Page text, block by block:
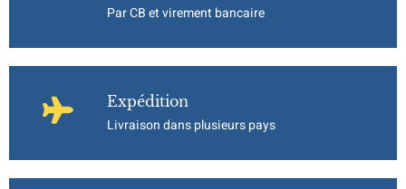
Par CB et virement bancaire
Expédition
Livraison dans plusieurs pays